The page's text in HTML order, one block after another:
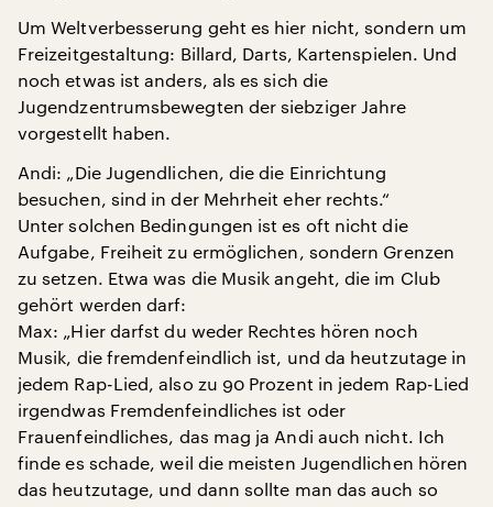
Um Weltverbesserung geht es hier nicht, sondern um
Freizeitgestaltung: Billard, Darts, Kartenspielen. Und
noch etwas ist anders, als es sich die
Jugendzentrumsbewegten der siebziger Jahre
vorgestellt haben.
Andi: „Die Jugendlichen, die die Einrichtung
besuchen, sind in der Mehrheit eher rechts.“
Unter solchen Bedingungen ist es oft nicht die
Aufgabe, Freiheit zu ermöglichen, sondern Grenzen
zu setzen. Etwa was die Musik angeht, die im Club
gehört werden darf:
Max: „Hier darfst du weder Rechtes hören noch
Musik, die fremdenfeindlich ist, und da heutzutage in
jedem Rap-Lied, also zu 90 Prozent in jedem Rap-Lied
irgendwas Fremdenfeindliches ist oder
Frauenfeindliches, das mag ja Andi auch nicht. Ich
finde es schade, weil die meisten Jugendlichen hören
das heutzutage, und dann sollte man das auch so